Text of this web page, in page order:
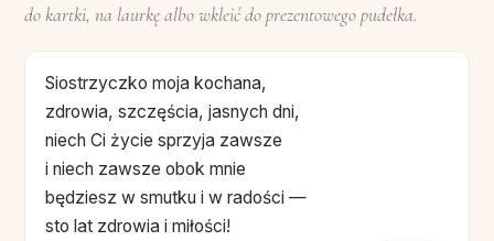
do kartki, na laurkę albo wkleić do prezentowego pudełka.
Siostrzyczko moja kochana,
zdrowia, szczęścia, jasnych dni,
niech Ci życie sprzyja zawsze
i niech zawsze obok mnie
będziesz w smutku i w radości —
sto lat zdrowia i miłości!